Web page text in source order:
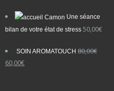
Une séance
bilan de votre état de stress 50,00€
SOIN AROMATOUCH 80,00€
Le
60,00€Le